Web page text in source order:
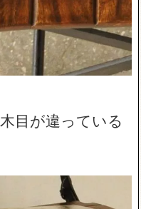
目が違っている